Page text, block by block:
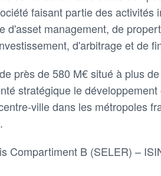
faisant partie des activités
d'asset management, de
d'arbitrage et de
près de 580 M€ situé à plus
stratégique le
ville dans les métropoles
Compartiment B (SELER) –